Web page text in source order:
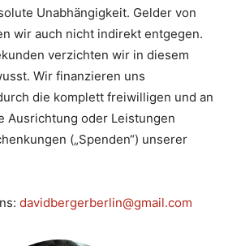
Unabhängigkeit. Gelder von
wir auch nicht indirekt entgegen.
verzichten wir in diesem
Wir finanzieren uns
die komplett freiwilligen und an
Ausrichtung oder Leistungen
(„Spenden“) unserer
davidbergerberlin@gmail.com